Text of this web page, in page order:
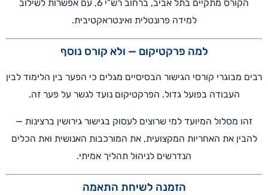
הקורס מתקיים בתל אביב, ברחוב רש”י 6, עם אפשרות לשילוב
למידה פרונטלית ואינטראקטיבית.
למה פרקטיקום — ולא קורס נוסף
רבים מבוגרי קורסי הגישור הבסיסיים מגלים כי הפער בין הלימוד לבין
העבודה בפועל גדול. הפרקטיקום נועד לגשר על פער זה.
זהו מסלול המיועד למי שרוצים לעסוק בגישור גירושין ברצינות —
להבין את האחריות המקצועית, את המורכבות האנושית ואת הכלים
הנדרשים לניהול תהליך אמיתי.
הזמנה לשיחת התאמה